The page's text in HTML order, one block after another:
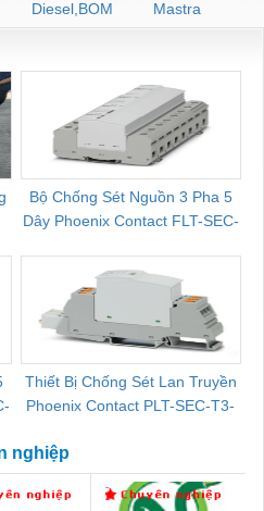
Diesel,BOM
CHUA CHAY
Mastra
Bộ Chống Sét Nguồn 3 Pha 5
Dây Phoenix Contact FLT-SEC-
Thiết Bị Chống Sét Lan Truyền
Phoenix Contact PLT-SEC-T3-
nghiệp